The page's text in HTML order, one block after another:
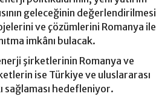
geleceğinin değerlendirilmesi
ve çözümlerini Romanya ile
imkânı bulacak.
şirketlerinin Romanya ve
ise Türkiye ve uluslararası
sağlaması hedefleniyor.